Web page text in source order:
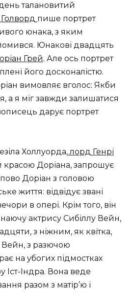
талановитий
Голворд пише портрет
юнака, з яким
Юнакові двадцять
Грей. Але ось портрет
його досконалістю.
вимовляє вголос: Якби
а я міг завжди залишатися
дарує портрет
Холлуорда,лорд Генрі
красою Доріана, запрошує
Доріан з головою
життя: відвідує звані
в опері. Крім того, він
актрису Сибіллу Вейн,
з ніжним, як квітка,
Вейн, з разючою
на убогих підмостках
Іст-Індра. Вона веде
разом з матір’ю і